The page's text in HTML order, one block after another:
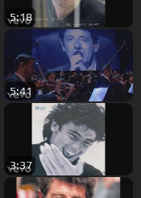
5:18
5:41
3:37